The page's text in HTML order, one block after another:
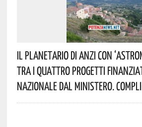
Il Planetario Di Anzi Con
Tra I Quattro Progetti
Nazionale Dal Ministero.